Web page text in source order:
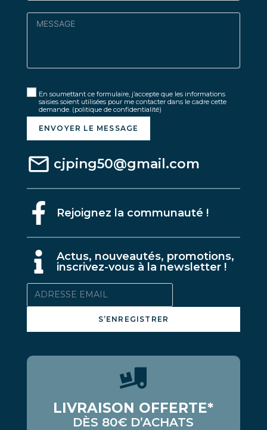
En soumettant ce formulaire, j’accepte que les informations
saisies soient utilisées pour me contacter dans le cadre cette
demande. (politique de confidentialité)
ENVOYER LE MESSAGE
cjping50@gmail.com
Rejoignez la communauté !
Actus, nouveautés, promotions,
inscrivez-vous à la newsletter !
S’ENREGISTRER
LIVRAISON OFFERTE*
DÈS 80€ D’ACHATS